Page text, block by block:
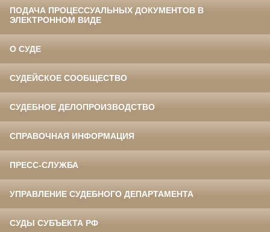
ПОДАЧА ПРОЦЕССУАЛЬНЫХ ДОКУМЕНТОВ В
ЭЛЕКТРОННОМ ВИДЕ
О СУДЕ
СУДЕЙСКОЕ СООБЩЕСТВО
СУДЕБНОЕ ДЕЛОПРОИЗВОДСТВО
СПРАВОЧНАЯ ИНФОРМАЦИЯ
ПРЕСС-СЛУЖБА
УПРАВЛЕНИЕ СУДЕБНОГО ДЕПАРТАМЕНТА
СУДЫ СУБЪЕКТА РФ